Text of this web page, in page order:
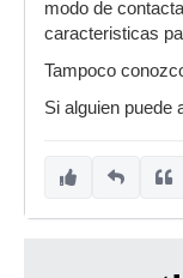
modo de
caracteristicas
Tampoco
Si alguien puede